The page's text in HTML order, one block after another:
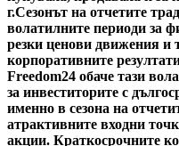
г.Сезонът на отчетите
волатилните периоди за
резки ценови движения и
корпоративните
Freedom24 обаче тази
за инвеститорите с
именно в сезона на
атрактивните входни
акции. Краткосрочните